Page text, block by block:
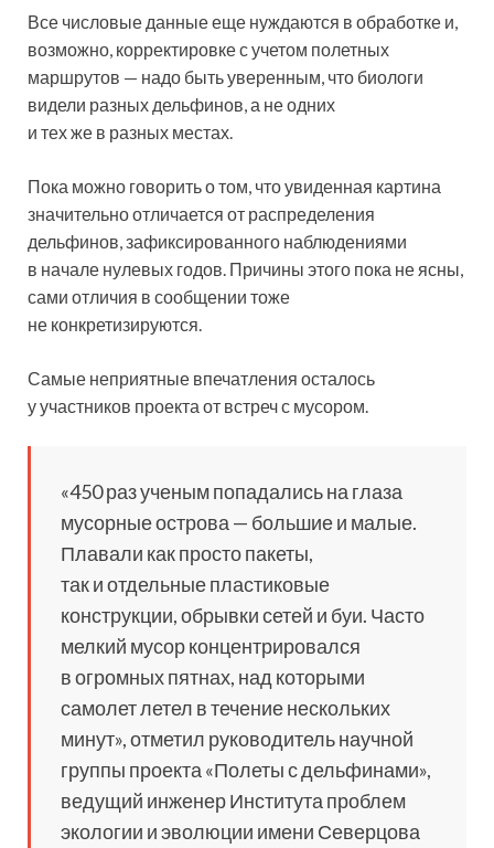
Все числовые данные еще нуждаются в обработке и,
возможно, корректировке с учетом полетных
маршрутов — надо быть уверенным, что биологи
видели разных дельфинов, а не одних
и тех же в разных местах.
Пока можно говорить о том, что увиденная картина
значительно отличается от распределения
дельфинов, зафиксированного наблюдениями
в начале нулевых годов. Причины этого пока не ясны,
сами отличия в сообщении тоже
не конкретизируются.
Самые неприятные впечатления осталось
у участников проекта от встреч с мусором.
«450 раз ученым попадались на глаза
мусорные острова — большие и малые.
Плавали как просто пакеты,
так и отдельные пластиковые
конструкции, обрывки сетей и буи. Часто
мелкий мусор концентрировался
в огромных пятнах, над которыми
самолет летел в течение нескольких
минут», отметил руководитель научной
группы проекта «Полеты с дельфинами»,
ведущий инженер Института проблем
экологии и эволюции имени Северцова